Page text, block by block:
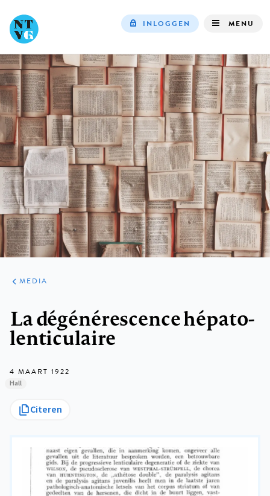
navigation
INLOGGEN MENU
ARTIKELEN
VARIA
MEDIA
La dégénérescence hépato-
lenticulaire
4 MAART 1922
Hall
Citeren